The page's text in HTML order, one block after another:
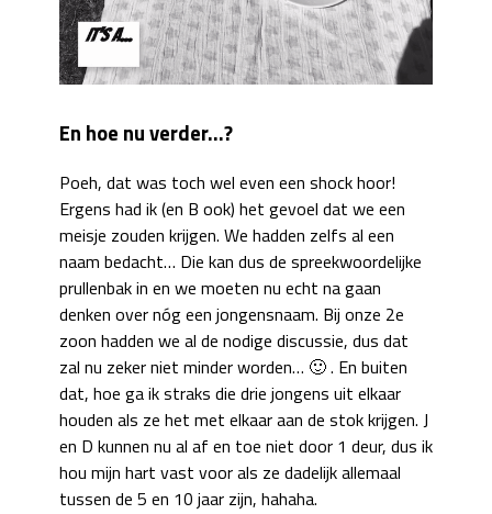
En hoe nu verder…?
Poeh, dat was toch wel even een shock hoor!
Ergens had ik (en B ook) het gevoel dat we een
meisje zouden krijgen. We hadden zelfs al een
naam bedacht… Die kan dus de spreekwoordelijke
prullenbak in en we moeten nu echt na gaan
denken over nóg een jongensnaam. Bij onze 2e
zoon hadden we al de nodige discussie, dus dat
zal nu zeker niet minder worden… 🙂 . En buiten
dat, hoe ga ik straks die drie jongens uit elkaar
houden als ze het met elkaar aan de stok krijgen. J
en D kunnen nu al af en toe niet door 1 deur, dus ik
hou mijn hart vast voor als ze dadelijk allemaal
tussen de 5 en 10 jaar zijn, hahaha.